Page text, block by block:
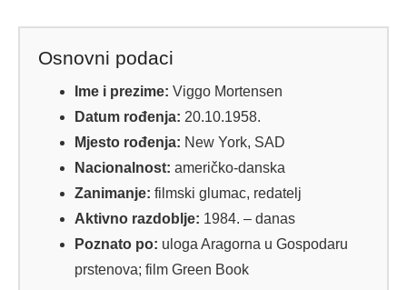
Osnovni podaci
Ime i prezime: Viggo Mortensen
Datum rođenja: 20.10.1958.
Mjesto rođenja: New York, SAD
Nacionalnost: američko-danska
Zanimanje: filmski glumac, redatelj
Aktivno razdoblje: 1984. – danas
Poznato po: uloga Aragorna u Gospodaru
prstenova; film Green Book